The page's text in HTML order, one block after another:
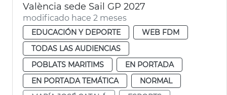
València sede Sail GP 2027
modificado hace 2 meses
EDUCACIÓN Y DEPORTE
WEB FDM
TODAS LAS AUDIENCIAS
POBLATS MARITIMS
EN PORTADA
EN PORTADA TEMÁTICA
NORMAL